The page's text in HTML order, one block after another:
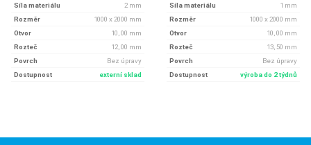
Síla materiálu
2 mm
Rozměr
1000 x 2000 mm
Otvor
10, 00 mm
Rozteč
12, 00 mm
Povrch
Bez úpravy
Dostupnost
externí sklad
Síla materiálu
1 mm
Rozměr
1000 x 2000 mm
Otvor
10, 00 mm
Rozteč
13, 50 mm
Povrch
Bez úpravy
Dostupnost
výroba do 2 týdnů